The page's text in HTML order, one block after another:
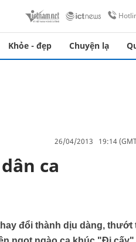
Khỏe - đẹp Chuyện lạ
26/04/2013 19:14
ca
đổi thành dịu dàng, thướt